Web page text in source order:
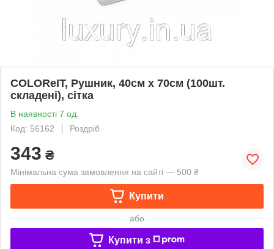
COLOReIT, Рушник, 40см х 70см (100шт.
складені), сітка
В наявності 7 од.
Код: 56162
Роздріб
343 ₴
Мінімальна сума замовлення на сайті — 500 ₴
Купити
або
Купити з